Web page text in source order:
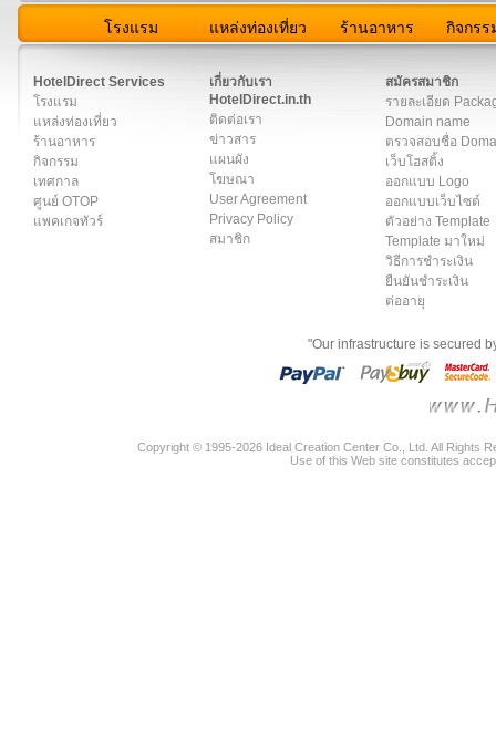
โรงแรม แหล่งท่องเที่ยว ร้านอาหาร กิจกรร
HotelDirect Services
โรงแรม
แหล่งท่องเที่ยว
ร้านอาหาร
กิจกรรม
เทศกาล
ศูนย์ OTOP
แพคเกจทัวร์
เกี่ยวกับเรา
HotelDirect.in.th
ติดต่อเรา
ข่าวสาร
แผนผัง
โฆษณา
User Agreement
Privacy Policy
สมาชิก
สมัครสมาชิก
รายละเอียด
Domain name
ตรวจสอบชื่อ
เว็บโฮสติ้ง
ออกแบบ Logo
ออกแบบเว็บไซต์
ตัวอย่าง Template
Template มาใหม่
วิธีการชำระเงิน
ยืนยันชำระเงิน
ต่ออายุ
"Our infrastructure is secured
Copyright © 1995-2026 Ideal Creation Center Co., Ltd. All Rights
Use of this Web site constitutes